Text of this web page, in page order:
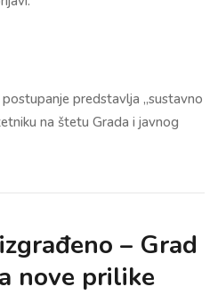
predstavlja „sustavno
na štetu Grada i javnog
– Grad
nove prilike